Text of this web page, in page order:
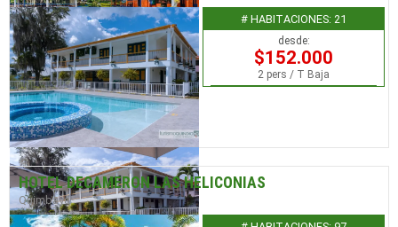
# HABITACIONES: 21
desde:
$152.000
2 pers / T Baja
HOTEL DECAMERON LAS HELICONIAS
Quimbaya